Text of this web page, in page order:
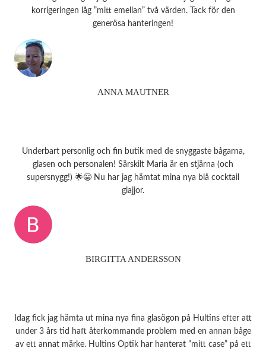
korrigeringen låg ”mitt emellan” två värden. Tack för den
generösa hanteringen!
ANNA MAUTNER
Underbart personlig och fin butik med de snyggaste bågarna,
glasen och personalen! Särskilt Maria är en stjärna (och
supersnygg!) 🌟😁 Nu har jag hämtat mina nya blå cocktail
glajjor.
BIRGITTA ANDERSSON
Idag fick jag hämta ut mina nya fina glasögon på Hultins efter att
under 3 års tid haft återkommande problem med en annan båge
av ett annat märke. Hultins Optik har hanterat ”mitt case” på ett